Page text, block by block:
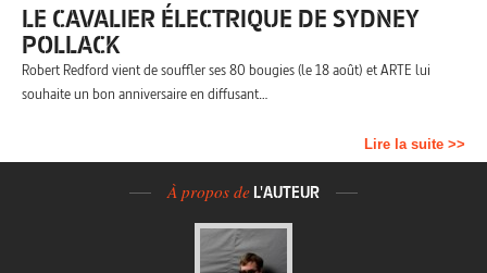
LE CAVALIER ÉLECTRIQUE DE SYDNEY
POLLACK
Robert Redford vient de souffler ses 80 bougies (le 18 août) et ARTE lui
souhaite un bon anniversaire en diffusant…
Lire la suite >>
À propos de L'AUTEUR